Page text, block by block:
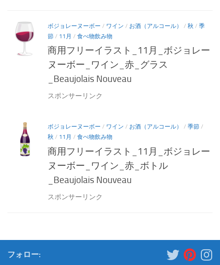
ボジョレーヌーボー / ワイン / お酒（アルコール） / 秋 / 季
節 / 11月 / 食べ物飲み物
商用フリーイラスト_11月_ボジョレー
ヌーボー_ワイン_赤_グラス
_Beaujolais Nouveau
スポンサーリンク
ボジョレーヌーボー / ワイン / お酒（アルコール） / 季節 /
秋 / 11月 / 食べ物飲み物
商用フリーイラスト_11月_ボジョレー
ヌーボー_ワイン_赤_ボトル
_Beaujolais Nouveau
スポンサーリンク
フォロー: